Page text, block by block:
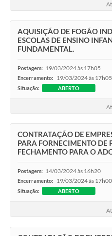
AQUISIÇÃO DE FOGÃO
ESCOLAS DE ENSINO
FUNDAMENTAL.
Postagem: 19/03/2024 às 17h05
Encerramento: 19/03/2024 às 17h05
Situação: ABERTO
CONTRATAÇÃO DE
PARA FORNECIMENTO DE
FECHAMENTO PARA O
Postagem: 14/03/2024 às 16h20
Encerramento: 19/03/2024 às 17h00
Situação: ABERTO